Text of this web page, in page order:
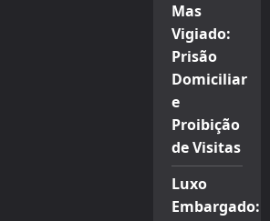
Mas
Vigiado:
Prisão
Domiciliar
e
Proibição
de Visitas
Luxo
Embargado: